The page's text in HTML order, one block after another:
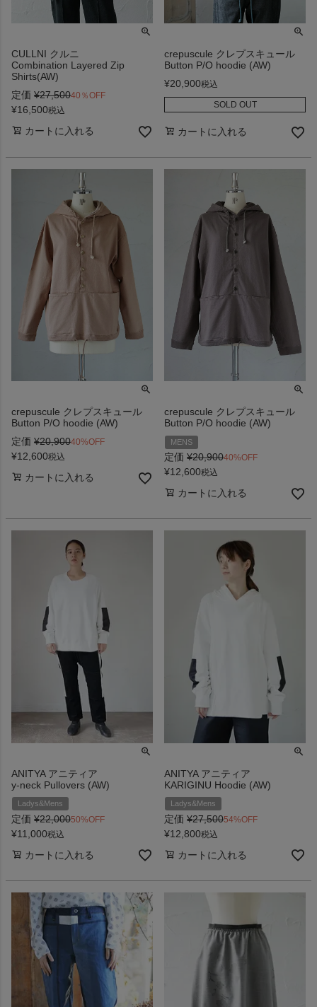
CULLNI クルニ
Combination Layered Zip
Shirts(AW)
定価 ¥27,50040％OFF
¥16,500税込
カートに入れる
crepuscule クレプスキュール
Button P/O hoodie (AW)
¥20,900税込
SOLD OUT
カートに入れる
crepuscule クレプスキュール
Button P/O hoodie (AW)
定価 ¥20,90040%OFF
¥12,600税込
カートに入れる
crepuscule クレプスキュール
Button P/O hoodie (AW)
MENS
定価 ¥20,90040%OFF
¥12,600税込
カートに入れる
ANITYA アニティア
y-neck Pullovers (AW)
Ladys&Mens
定価 ¥22,00050%OFF
¥11,000税込
カートに入れる
ANITYA アニティア
KARIGINU Hoodie (AW)
Ladys&Mens
定価 ¥27,50054%OFF
¥12,800税込
カートに入れる